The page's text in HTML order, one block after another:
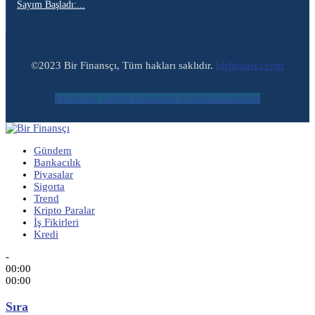
Sayım Başladı:...
©2023 Bir Finansçı, Tüm hakları saklıdır. birfinansci.com
Facebook Twitter Instagram Youtube Envelope
Gündem
Bankacılık
Piyasalar
Sigorta
Trend
Kripto Paralar
İş Fikirleri
Kredi
-
00:00
00:00
Sıra